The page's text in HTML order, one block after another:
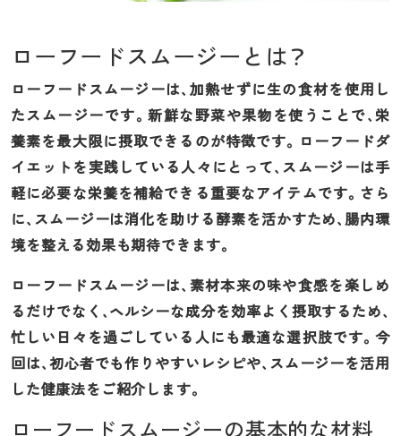
ローフードスムージーとは？
ローフードスムージーは、加熱せずに生の食材を使用し
たスムージーです。新鮮な野菜や果物を使うことで、栄
養素を最大限に摂取できるのが特徴です。ローフードダ
イエットを実践している人々にとって、スムージーは手
軽に必要な栄養を補給できる重要なアイテムです。さら
に、スムージーは消化を助ける酵素を活かすため、腸内環
境を整える効果も期待できます。
ローフードスムージーは、素材本来の味や食感を楽しめ
るだけでなく、ヘルシーな成分を効率よく摂取するため、
忙しい日々を過ごしている人にも最適な選択肢です。今
回は、初心者でも作りやすいレシピや、スムージーを活用
した健康法をご紹介します。
ローフードスムージーの基本的な材料